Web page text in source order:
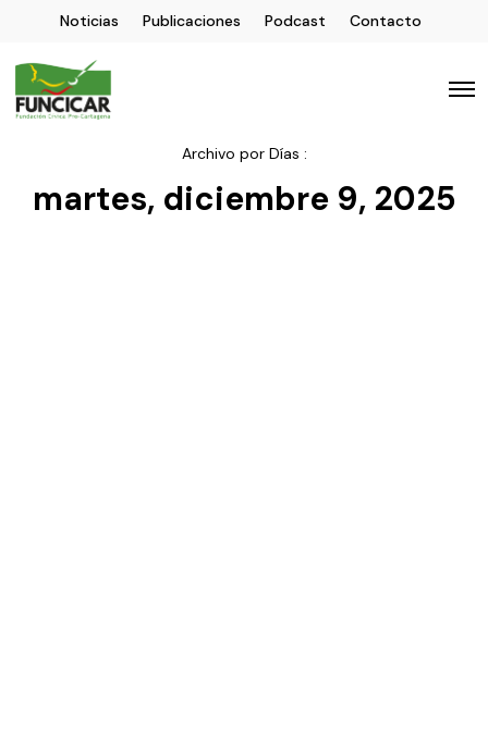
Noticias Publicaciones Podcast Contacto
Archivo por Días :
martes, diciembre 9, 2025